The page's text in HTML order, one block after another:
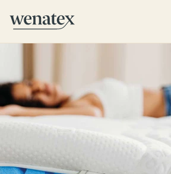
Produktberatung zu Hause, im
Produkte